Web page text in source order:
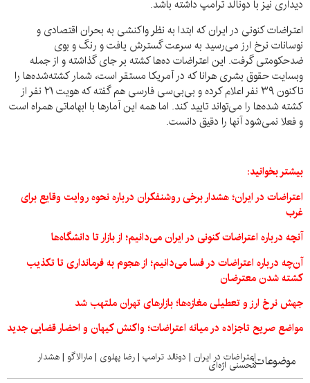
دیداری نیز با دونالد ترامپ داشته باشد.
اعتراضات کنونی در ایران که ابتدا به نظر واکنشی به بحران اقتصادی و
نوسانات نرخ ارز می‌رسید به سرعت گسترش یافت و رنگ و بوی
ضدحکومتی گرفت. این اعتراضات ده‌ها کشته بر جای گذاشته و از جمله
وبسایت حقوق بشری هرانا که در آمریکا مستقر است، شمار کشته‌شده‌ها را
تاکنون ۳۹ نفر اعلام کرده و بی‌بی‌سی فارسی هم گفته که هویت ۲۱ نفر از
کشته شده‌ها را می‌تواند تایید کند. اما همه این آمارها با ابهاماتی همراه است
و فعلا نمی‌شود آنها را دقیق دانست.
بیشتر بخوانید:
اعتراضات در ایران؛ هشدار برخی روشنفکران درباره نحوه روایت وقایع برای
غرب
آنچه درباره اعتراضات کنونی در ایران می‌دانیم؛ از بازار تا دانشگاه‌ها
آن‌چه درباره اعتراضات در فسا می‌دانیم؛ از هجوم به فرمانداری تا تکذیب
کشته شدن معترضان
جهش نرخ ارز و تعطیلی مغازه‌ها؛ بازارهای تهران ملتهب شد
مواضع صریح تاجزاده در میانه اعتراضات؛ واکنش کیهان و احضار قضایی جدید
موضوعات:اعتراضات در ایران | دونالد ترامپ|رضا پهلوی |مارالاگو |هشدار
محسنی اژه‌ای